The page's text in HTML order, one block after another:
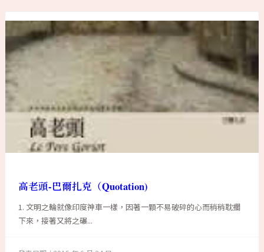
高老頭-巴爾扎克（Quotation)
1. 文明之輪就像印度神車一樣，因著一顆不易破碎的心而稍稍耽擱
下來，接著又將之碾...